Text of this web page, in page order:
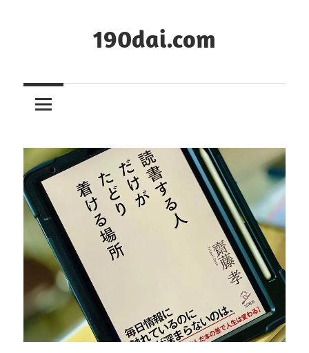
ツ
キ
ッ
プ
190dai.com